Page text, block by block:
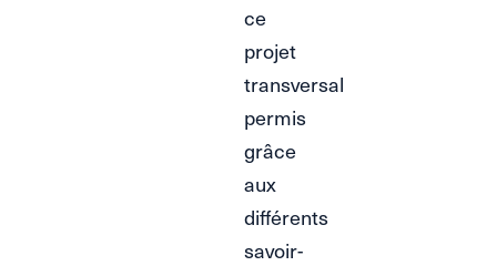
ce
projet
transversal
permis
grâce
aux
différents
savoir-